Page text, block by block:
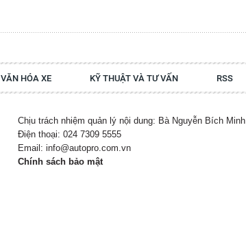
VĂN HÓA XE KỸ THUẬT VÀ TƯ VẤN RSS
Chịu trách nhiệm quản lý nội dung: Bà Nguyễn Bích Minh
Điện thoại: 024 7309 5555
Email: info@autopro.com.vn
Chính sách bảo mật